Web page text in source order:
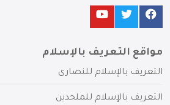
مواقع التعريف بالإسلام
التعريف بالإسلام للنصارى
التعريف بالإسلام للملحدين